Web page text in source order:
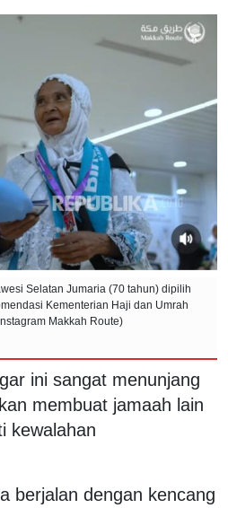
Selatan Jumaria (70 tahun) dipilih
Kementerian Haji dan Umrah
Makkah Route)
ini sangat menunjang
membuat jamaah lain
kewalahan
berjalan dengan kencang